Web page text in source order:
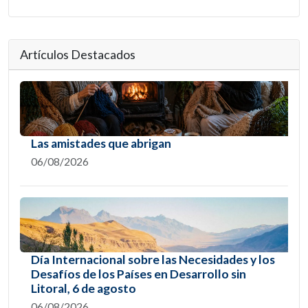
Artículos Destacados
Las amistades que abrigan
06/08/2026
Día Internacional sobre las Necesidades y los
Desafíos de los Países en Desarrollo sin
Litoral, 6 de agosto